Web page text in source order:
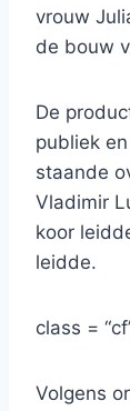
vrouw
de bouw
De
publiek
staande
Vladimir
koor
leidde.
class =
Volgens